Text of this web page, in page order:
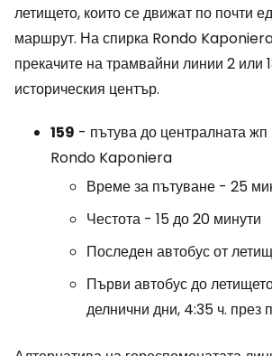
летището, които се движат по почти
маршрут. На спирка Rondo
прекачите на трамвайни линии 2 или
историческия център.
159 - пътува до централната жп
Rondo Kaponiera
Време за пътуване - 25
Честота - 15 до 20 минути
Последен автобус от
Първи автобус до
делнични дни, 4:35 ч. през